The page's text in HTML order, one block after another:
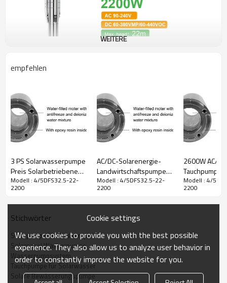
Modell SpannungsbereichWechselspannungsbereich
Leistung Durchfluss Max Kopf
4/5DFS32.5-
22-2200
60-380
Vmp 90-240
VAC 2200W 32,5 m3/h 22m
Auslauf Pumpengröße Kabel PV Verbindungsmodus
2,5"
5" 2m 330W*8 in Serie 5DFS20/1
WEITERE
empfehlen
3 PS Solarwasserpumpe
Preis Solarbetriebene
Wasserpumpe Off Grid
Wasserpumpe
Modell : 4/5DFS32.5-22-
2200
AC/DC-Solarenergie-
Landwirtschaftspumpen
Solarpumpen für Farmen
Solarbrunnenpumpensysteme
Modell : 4/5DFS32.5-22-
2200
2600W AC/DC
Tauchpumpe
Modell : 4/
2200
Stichwörter
Solarpumpe für Wasserspiel
Solarpanel Wasserpumpe
Wasserpumpsystem
Tauchpumpe für Solarwasser
Solare Bewässerungspumpe
Cookie settings
We use cookies to provide you with the best possible
experience. They also allow us to analyze user behavior in
order to constantly improve the website for you.